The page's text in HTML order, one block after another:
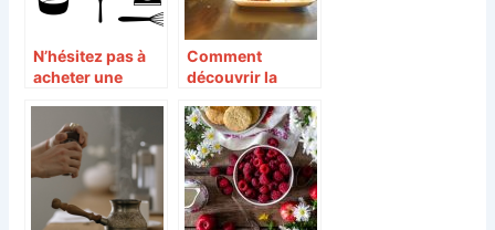
N’hésitez pas à
acheter une
de batteries de
cuisine
Comment
découvrir la
mondiale ?